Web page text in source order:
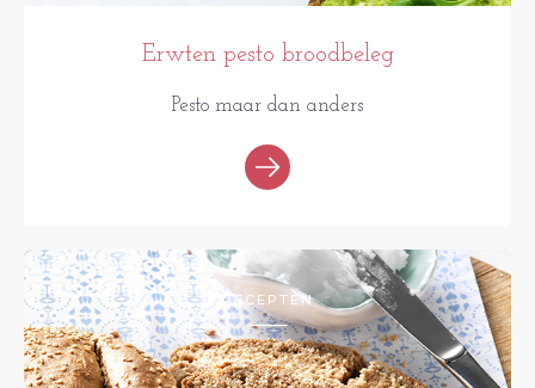
Erwten pesto broodbeleg
Pesto maar dan anders
RECEPTEN